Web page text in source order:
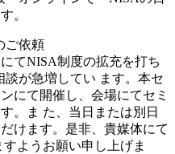
。
ご依頼
てNISA制度の拡充を打ち
が急増してい ます。本セ
にて開催し、会場にてセミ
。ま た、当日または別日
けます。是非、貴媒体にて
ようお願い申し上げま